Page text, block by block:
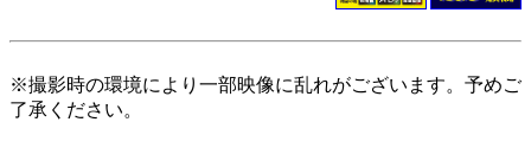
※撮影時の環境により一部映像に乱れがございます。予めご
了承ください。